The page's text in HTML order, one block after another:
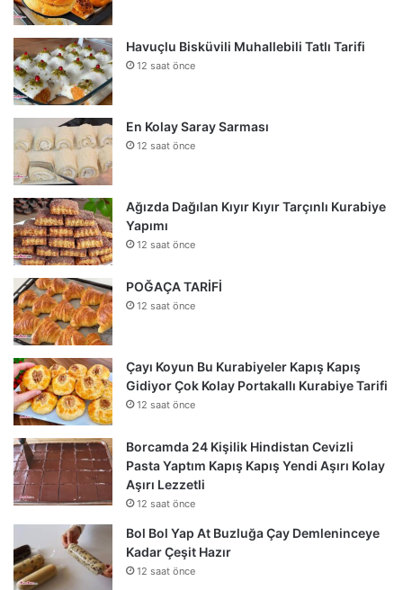
Havuçlu Bisküvili Muhallebili Tatlı Tarifi
12 saat önce
En Kolay Saray Sarması
12 saat önce
Ağızda Dağılan Kıyır Kıyır Tarçınlı Kurabiye
Yapımı
12 saat önce
POĞAÇA TARİFİ
12 saat önce
Çayı Koyun Bu Kurabiyeler Kapış Kapış
Gidiyor Çok Kolay Portakallı Kurabiye Tarifi
12 saat önce
Borcamda 24 Kişilik Hindistan Cevizli
Pasta Yaptım Kapış Kapış Yendi Aşırı Kolay
Aşırı Lezzetli
12 saat önce
Bol Bol Yap At Buzluğa Çay Demleninceye
Kadar Çeşit Hazır
12 saat önce